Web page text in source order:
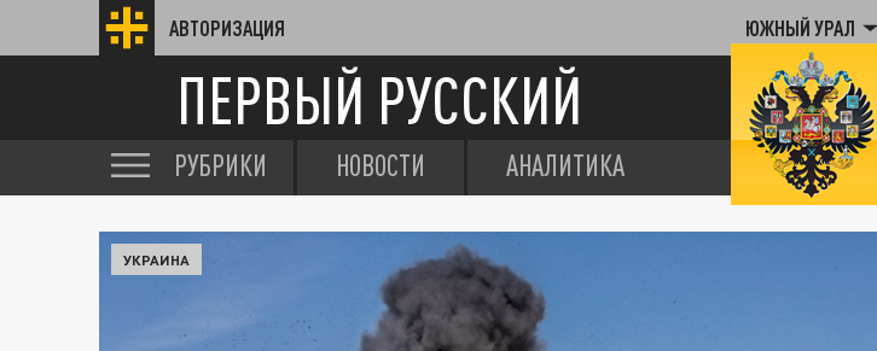
АВТОРИЗАЦИЯ ЮЖНЫЙ УРАЛ
ПЕРВЫЙ РУССКИЙ
РУБРИКИ НОВОСТИ АНАЛИТИКА
УКРАИНА